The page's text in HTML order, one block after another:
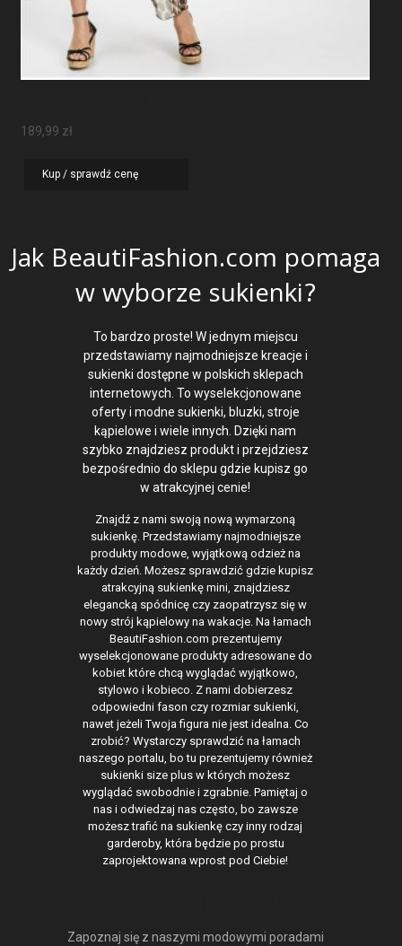
189,99 zł
Kup / sprawdź cenę
Jak BeautiFashion.com pomaga
w wyborze sukienki?
To bardzo proste! W jednym miejscu
przedstawiamy najmodniejsze kreacje i
sukienki dostępne w polskich sklepach
internetowych. To wyselekcjonowane
oferty i modne sukienki, bluzki, stroje
kąpielowe i wiele innych. Dzięki nam
szybko znajdziesz produkt i przejdziesz
bezpośrednio do sklepu gdzie kupisz go
w atrakcyjnej cenie!
Znajdź z nami swoją nową wymarzoną
sukienkę. Przedstawiamy najmodniejsze
produkty modowe, wyjątkową odzież na
każdy dzień. Możesz sprawdzić gdzie kupisz
atrakcyjną sukienkę mini, znajdziesz
elegancką spódnicę czy zaopatrzysz się w
nowy strój kąpielowy na wakacje. Na łamach
BeautiFashion.com prezentujemy
wyselekcjonowane produkty adresowane do
kobiet które chcą wyglądać wyjątkowo,
stylowo i kobieco. Z nami dobierzesz
odpowiedni fason czy rozmiar sukienki,
nawet jeżeli Twoja figura nie jest idealna. Co
zrobić? Wystarczy sprawdzić na łamach
naszego portalu, bo tu prezentujemy również
sukienki size plus w których możesz
wyglądać swobodnie i zgrabnie. Pamiętaj o
nas i odwiedzaj nas często, bo zawsze
możesz trafić na sukienkę czy inny rodzaj
garderoby, która będzie po prostu
zaprojektowana wprost pod Ciebie!
Zapoznaj się z naszymi modowymi poradami